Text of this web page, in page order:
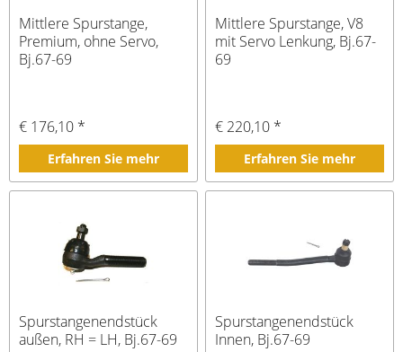
Mittlere Spurstange,
Premium, ohne Servo,
Bj.67-69
€ 176,10 *
Erfahren Sie mehr
Mittlere Spurstange, V8
mit Servo Lenkung, Bj.67-
69
€ 220,10 *
Erfahren Sie mehr
Spurstangenendstück
außen, RH = LH, Bj.67-69
Spurstangenendstück
Innen, Bj.67-69